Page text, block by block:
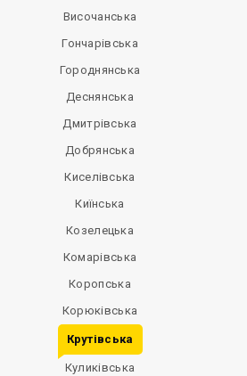
Височанська
Гончарівська
Городнянська
Деснянська
Дмитрівська
Добрянська
Киселівська
Киїнська
Козелецька
Комарівська
Коропська
Корюківська
Крутівська
Куликівська